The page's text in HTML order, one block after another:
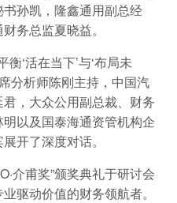
孙凯，隆鑫通用副总经
务总监夏晓益。
‘活在当下’与‘布局未
分析师陈刚主持，中国汽
，大众公用副总裁、财务
以及国泰海通资管机构企
开了深度对话。
甫奖”颁奖典礼于研讨会
驱动价值的财务领航者。